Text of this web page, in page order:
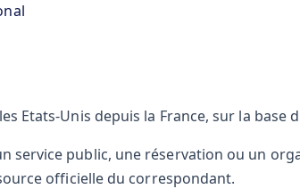
Etats-Unis depuis la France, sur la base
service public, une réservation ou un
officielle du correspondant.